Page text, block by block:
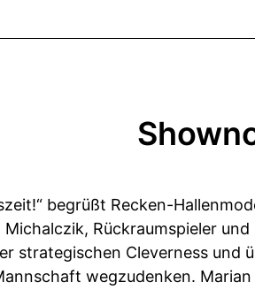
begrüßt Recken-
Rückraumspieler
strategischen Cleverness und
wegzudenken.